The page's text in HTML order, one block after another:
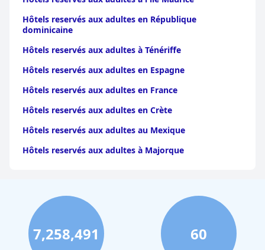
Hôtels reservés aux adultes en République
dominicaine
Hôtels reservés aux adultes à Ténériffe
Hôtels reservés aux adultes en Espagne
Hôtels reservés aux adultes en France
Hôtels reservés aux adultes en Crète
Hôtels reservés aux adultes au Mexique
Hôtels reservés aux adultes à Majorque
7,258,491 60